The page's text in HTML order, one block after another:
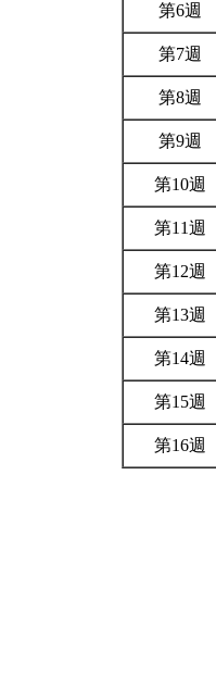
第6週
第7週
第8週
第9週
第10週
第11週
第12週
第13週
第14週
第15週
第16週